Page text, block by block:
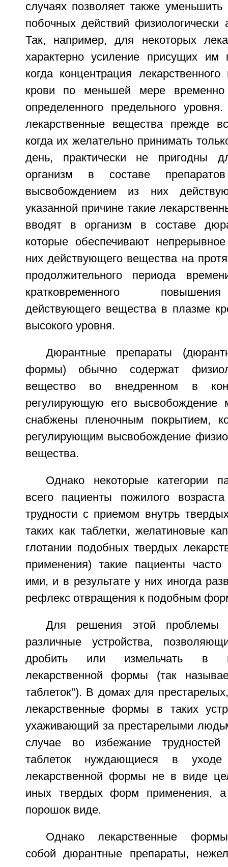
случаях позволяет также уменьшить
побочных действий физиологически
Так, например, для некоторых
характерно усиление присущих им
когда концентрация
крови по меньшей мере временно
определенного предельного
лекарственные вещества прежде
когда их желательно принимать
день, практически не пригодны
организм в составе
высвобождением из них
указанной причине такие
вводят в организм в составе
которые обеспечивают
них действующего вещества на
продолжительного периода
кратковременного
действующего вещества в плазме
высокого уровня.
Дюрантные препараты
формы) обычно содержат
вещество во внедренном в
регулирующую его высвобождение
снабжены пленочным покрытием,
регулирующим высвобождение
вещества.
Однако некоторые категории
всего пациенты пожилого
трудности с приемом внутрь
таких как таблетки, желатиновые
глотании подобных твердых
применения) такие пациенты часто
ими, и в результате у них иногда
рефлекс отвращения к подобным
Для решения этой проблемы
различные устройства,
дробить или измельчать в
лекарственной формы (так
таблеток"). В домах для
лекарственные формы в таких
ухаживающий за престарелыми
случае во избежание
таблеток нуждающиеся в
лекарственной формы не в виде
иных твердых форм применения,
порошок виде.
Однако лекарственные
собой дюрантные препараты,